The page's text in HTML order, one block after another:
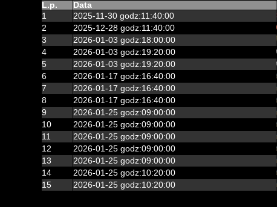
L.p. Data
1
2025-11-30 godz:11:40:00
2
2025-12-28 godz:11:40:00
3
2026-01-03 godz:18:00:00
4
2026-01-03 godz:19:20:00
5
2026-01-03 godz:19:20:00
6
2026-01-17 godz:16:40:00
7
2026-01-17 godz:16:40:00
8
2026-01-17 godz:16:40:00
9
2026-01-25 godz:09:00:00
10
2026-01-25 godz:09:00:00
11
2026-01-25 godz:09:00:00
12
2026-01-25 godz:09:00:00
13
2026-01-25 godz:09:00:00
14
2026-01-25 godz:10:20:00
15
2026-01-25 godz:10:20:00